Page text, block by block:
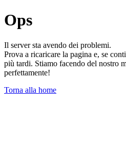
Ops
Il server sta avendo dei problemi.
Prova a ricaricare la pagina e, se
più tardi. Stiamo facendo del nostro
perfettamente!
Torna alla home